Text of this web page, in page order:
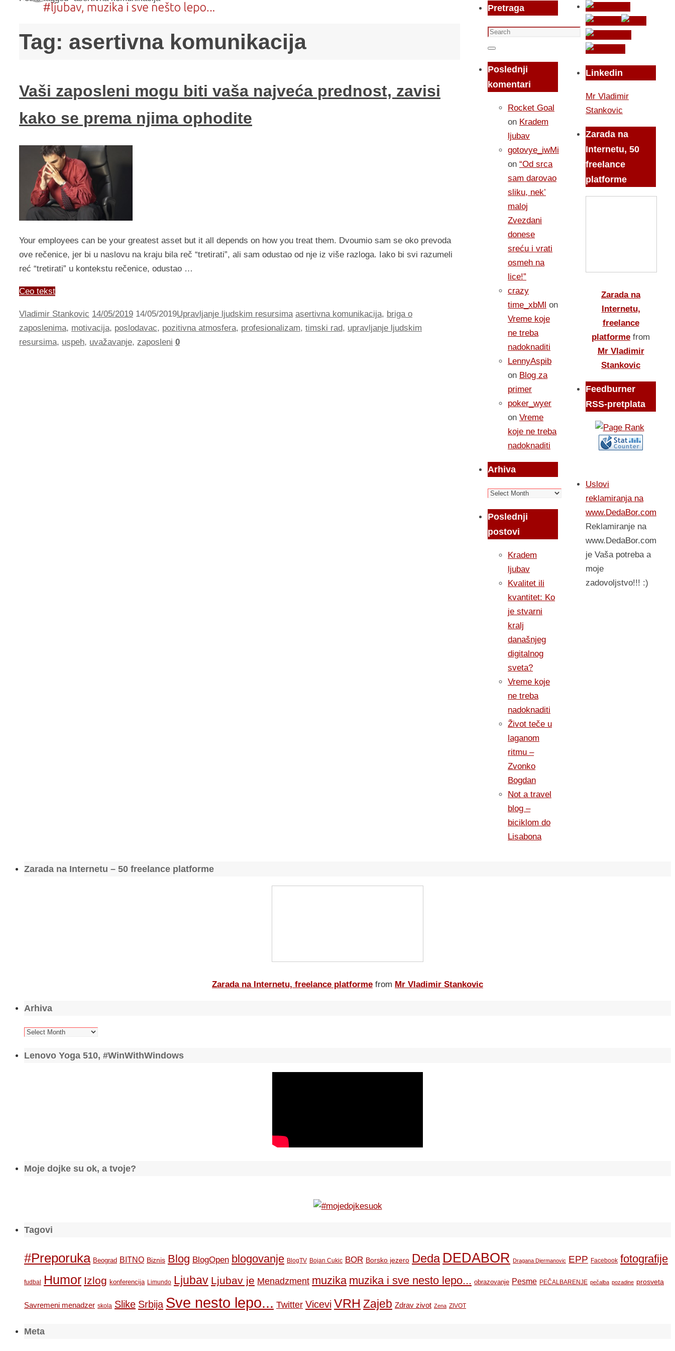
Tag: asertivna komunikacija
Vaši zaposleni mogu biti vaša najveća prednost, zavisi
kako se prema njima ophodite
Your employees can be your greatest asset but it all depends on how you treat them. Dvoumio sam se oko prevoda
ove rečenice, jer bi u naslovu na kraju bila reč “tretirati”, ali sam odustao od nje iz više razloga. Iako bi svi razumeli
reć “tretirati” u kontekstu rečenice, odustao …
Ceo tekst
Vladimir Stankovic 14/05/2019 14/05/2019Upravljanje ljudskim resursima asertivna komunikacija, briga o
zaposlenima, motivacija, poslodavac, pozitivna atmosfera, profesionalizam, timski rad, upravljanje ljudskim
resursima, uspeh, uvažavanje, zaposleni 0
Pretraga
Search
for:
Search
Poslednji
komentari
Rocket Goal
on Kradem
ljubav
gotovye_iwMi
on “Od srca
sam darovao
sliku, nek’
maloj
Zvezdani
donese
sreću i vrati
osmeh na
lice!”
crazy
time_xbMl on
Vreme koje
ne treba
nadoknaditi
LennyAspib
on Blog za
primer
poker_wyer
on Vreme
koje ne treba
nadoknaditi
Arhiva
Arhiva
Poslednji
postovi
Kradem
ljubav
Kvalitet ili
kvantitet: Ko
je stvarni
kralj
današnjeg
digitalnog
sveta?
Vreme koje
ne treba
nadoknaditi
Život teče u
laganom
ritmu –
Zvonko
Bogdan
Not a travel
blog –
biciklom do
Lisabona
Linkedin
Mr Vladimir
Stankovic
Zarada na
Internetu, 50
freelance
platforme
Zarada na
Internetu,
freelance
platforme from
Mr Vladimir
Stankovic
Feedburner
RSS-pretplata
Uslovi
reklamiranja na
www.DedaBor.com
Reklamiranje na
www.DedaBor.com
je Vaša potreba a
moje
zadovoljstvo!!! :)
Zarada na Internetu – 50 freelance platforme
Zarada na Internetu, freelance platforme from Mr Vladimir Stankovic
Arhiva
Arhiva
Lenovo Yoga 510, #WinWithWindows
Moje dojke su ok, a tvoje?
Tagovi
#Preporuka Beograd BITNO Biznis Blog BlogOpen blogovanje BlogTV Bojan Cukic BOR Borsko jezero Deda DEDABOR Dragana Djermanovic EPP Facebook fotografije
fudbal Humor Izlog konferencija Limundo Ljubav Ljubav je Menadzment muzika muzika i sve nesto lepo... obrazovanje Pesme PEČALBARENJE pečalba pozadine prosveta
Savremeni menadzer skola Slike Srbija Sve nesto lepo... Twitter Vicevi VRH Zajeb Zdrav zivot Zena ZIVOT
Meta